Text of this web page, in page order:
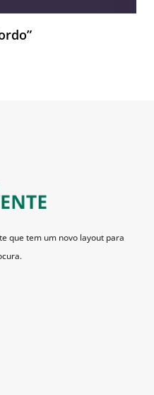
que tem um novo layout para